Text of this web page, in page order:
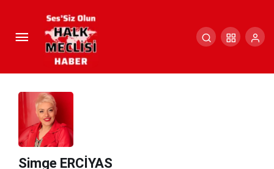
Simge ERCİYAS
Tek Dünya Düzenine Karşı
NUTUK Gerçeği!
Yorum Yap